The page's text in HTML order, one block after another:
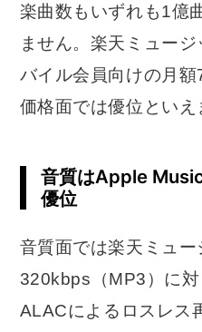
楽曲数もいずれも1億
ません。楽天ミュー
バイル会員向けの月額
価格面では優位といえ
音質はApple
優位
音質面では楽天ミュー
320kbps（MP3）に
ALACによるロスレス